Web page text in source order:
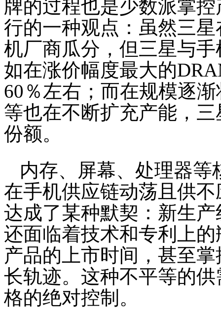
牌的过程也是少数派掌
行的一种观点：虽然三
机厂商瓜分，但三星与
如在涨价幅度最大的
60％左右；而在规模逐
等也在不断扩充产能，
份额。
内存、屏幕、处理器
在手机供应链动荡且供
达成了某种默契：新生
还面临着技术和专利上
产品的上市时间，甚至
长轨迹。这种不平等的
格的绝对控制。